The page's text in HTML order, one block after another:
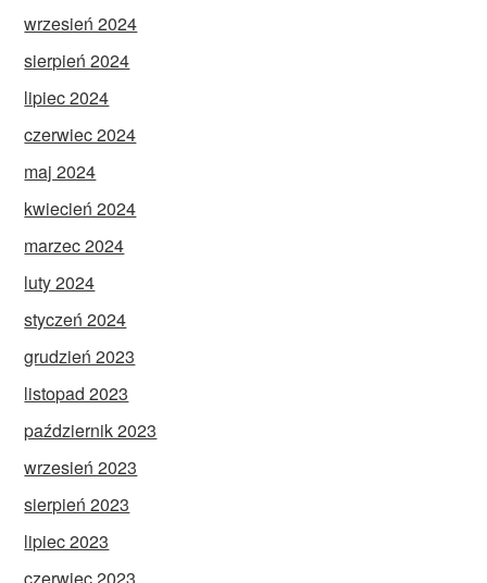
wrzesień 2024
sierpień 2024
lipiec 2024
czerwiec 2024
maj 2024
kwiecień 2024
marzec 2024
luty 2024
styczeń 2024
grudzień 2023
listopad 2023
październik 2023
wrzesień 2023
sierpień 2023
lipiec 2023
czerwiec 2023